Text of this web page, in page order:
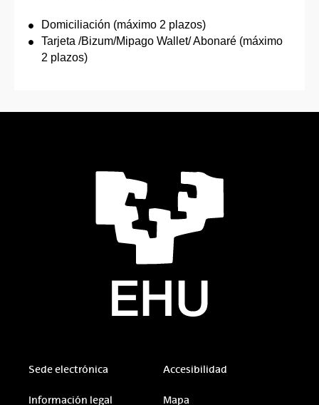
Domiciliación (máximo 2 plazos)
Tarjeta /Bizum/Mipago Wallet/ Abonaré (máximo
2 plazos)
Sede electrónica Accesibilidad
Información legal Mapa